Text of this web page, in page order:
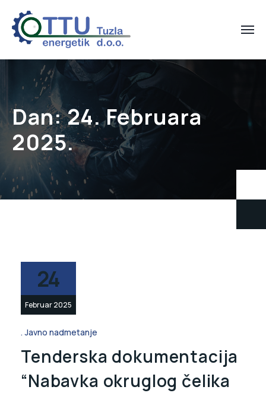
Dan:24. Februara
2025.
24
Februar 2025
Javno nadmetanje
Tenderska dokumentacija
“Nabavka okruglog čelika